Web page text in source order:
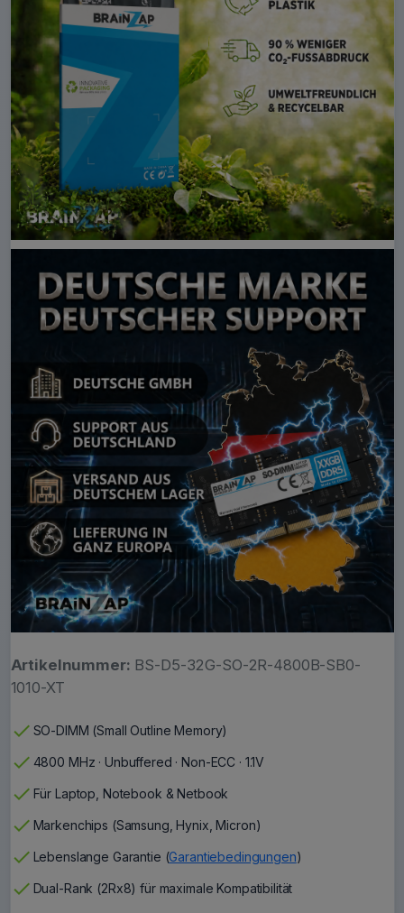
Artikelnummer: BS-D5-32G-SO-2R-4800B-SB0-
1010-XT
check SO-DIMM (Small Outline Memory)
check 4800 MHz · Unbuffered · Non-ECC · 1.1V
check Für Laptop, Notebook & Netbook
check Markenchips (Samsung, Hynix, Micron)
check Lebenslange Garantie (Garantiebedingungen)
check Dual-Rank (2Rx8) für maximale Kompatibilität